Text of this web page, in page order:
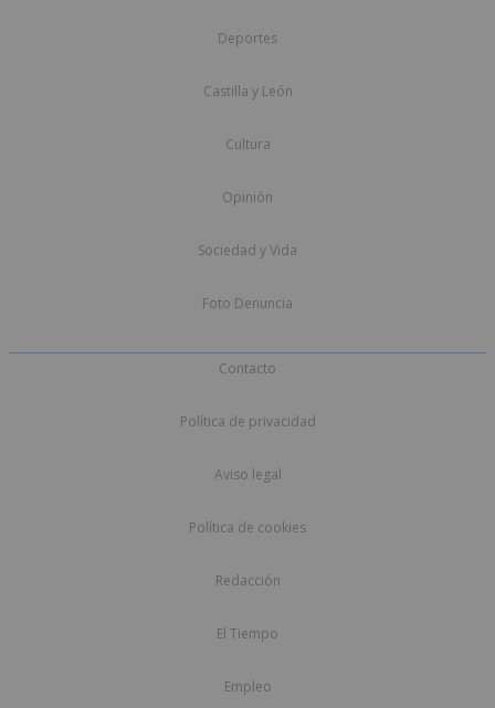
Deportes
Castilla y León
Cultura
Opinión
Sociedad y Vida
Foto Denuncia
Contacto
Política de privacidad
Aviso legal
Política de cookies
Redacción
El Tiempo
Empleo